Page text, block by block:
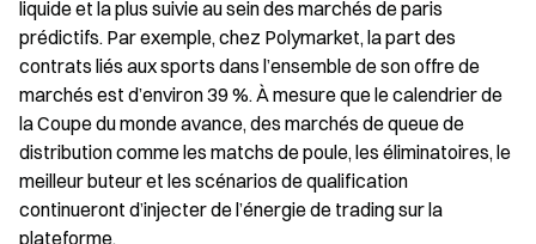
liquide et la plus suivie au sein des marchés de paris
prédictifs. Par exemple, chez Polymarket, la part des
contrats liés aux sports dans l’ensemble de son offre de
marchés est d’environ 39 %. À mesure que le calendrier de
la Coupe du monde avance, des marchés de queue de
distribution comme les matchs de poule, les éliminatoires, le
meilleur buteur et les scénarios de qualification
continueront d’injecter de l’énergie de trading sur la
plateforme.